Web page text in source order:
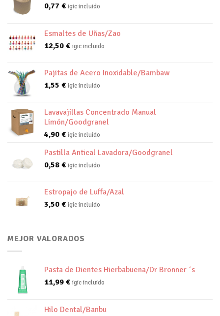
0,77 € igic incluido
Esmaltes de Uñas/Zao
12,50 € igic incluido
Pajitas de Acero Inoxidable/Bambaw
1,55 € igic incluido
Lavavajillas Concentrado Manual
Limón/Goodgranel
4,90 € igic incluido
Pastilla Antical Lavadora/Goodgranel
0,58 € igic incluido
Estropajo de Luffa/Azal
3,50 € igic incluido
MEJOR VALORADOS
Pasta de Dientes Hierbabuena/Dr Bronner ´s
11,99 € igic incluido
Hilo Dental/Banbu